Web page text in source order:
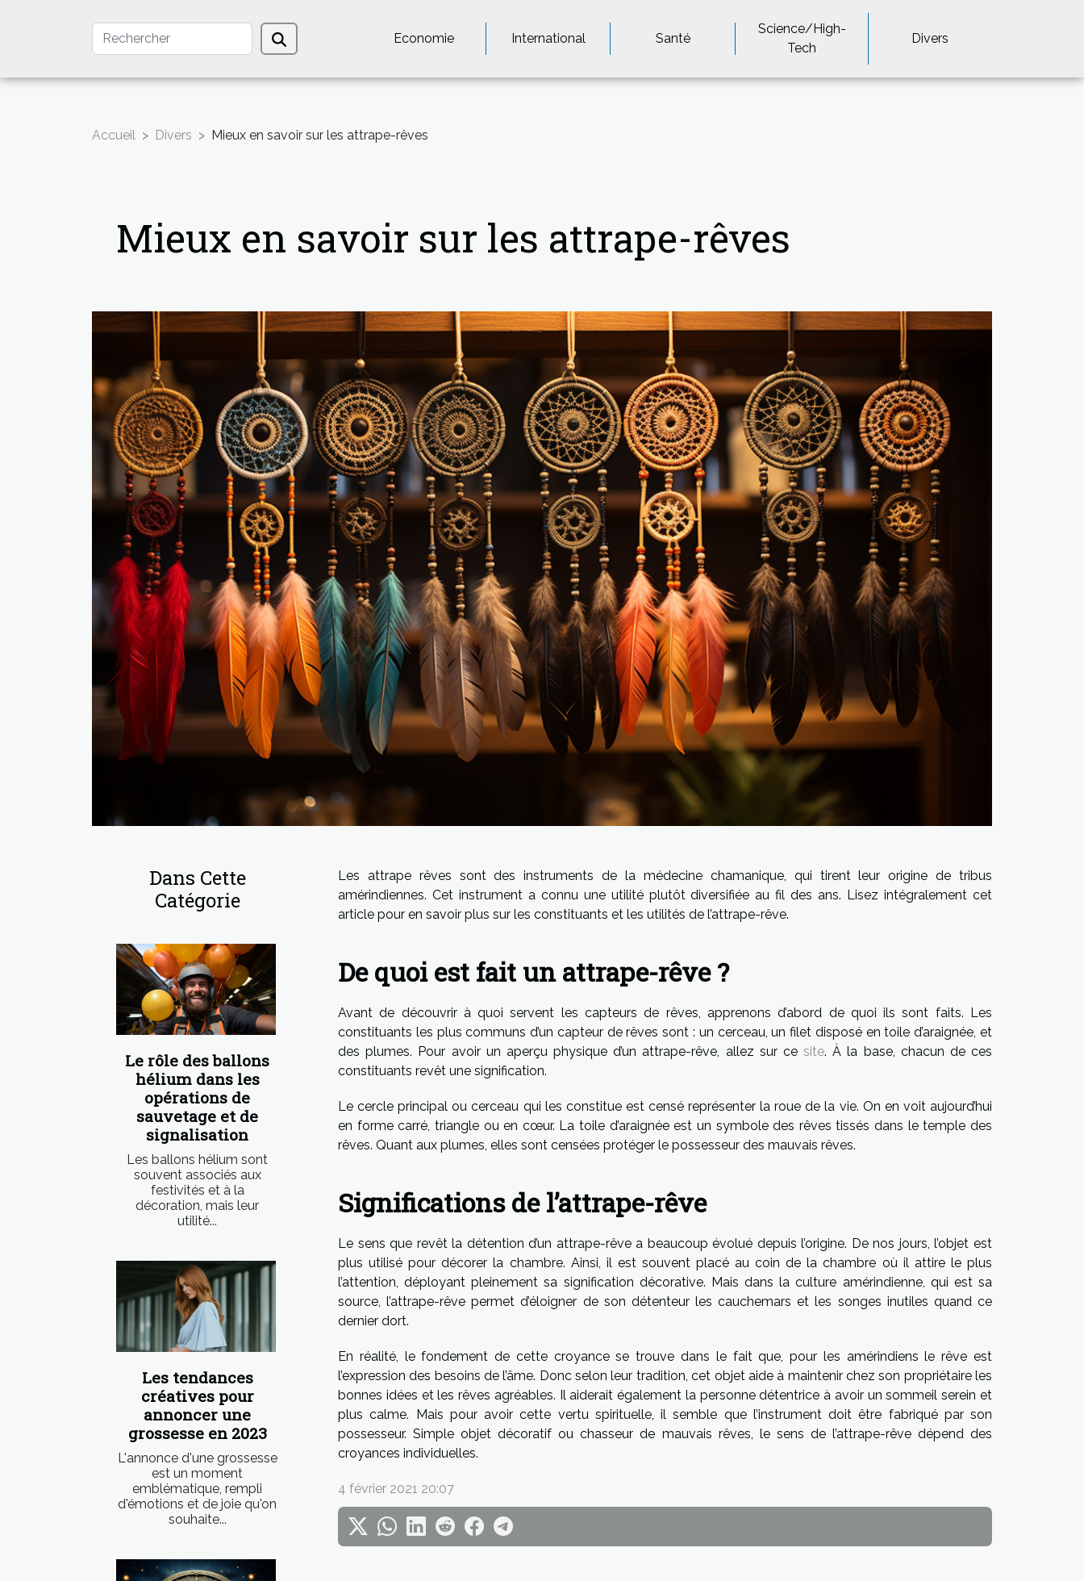
Economie International Santé
Science/High-
Tech
Divers
Accueil Divers Mieux en savoir sur les attrape-rêves
Mieux en savoir sur les attrape-rêves
Dans Cette
Catégorie
Le rôle des ballons
hélium dans les
opérations de
sauvetage et de
signalisation
Les ballons hélium sont
souvent associés aux
festivités et à la
décoration, mais leur
utilité...
Les tendances
créatives pour
annoncer une
grossesse en 2023
L'annonce d'une grossesse
est un moment
emblématique, rempli
d'émotions et de joie qu'on
souhaite...
Les attrape rêves sont des instruments de la médecine chamanique, qui tirent leur origine de tribus
amérindiennes. Cet instrument a connu une utilité plutôt diversifiée au fil des ans. Lisez intégralement cet
article pour en savoir plus sur les constituants et les utilités de l’attrape-rêve.
De quoi est fait un attrape-rêve ?
Avant de découvrir à quoi servent les capteurs de rêves, apprenons d’abord de quoi ils sont faits. Les
constituants les plus communs d’un capteur de rêves sont : un cerceau, un filet disposé en toile d’araignée, et
des plumes. Pour avoir un aperçu physique d’un attrape-rêve, allez sur ce site. À la base, chacun de ces
constituants revêt une signification.
Le cercle principal ou cerceau qui les constitue est censé représenter la roue de la vie. On en voit aujourd’hui
en forme carré, triangle ou en cœur. La toile d’araignée est un symbole des rêves tissés dans le temple des
rêves. Quant aux plumes, elles sont censées protéger le possesseur des mauvais rêves.
Significations de l’attrape-rêve
Le sens que revêt la détention d’un attrape-rêve a beaucoup évolué depuis l’origine. De nos jours, l’objet est
plus utilisé pour décorer la chambre. Ainsi, il est souvent placé au coin de la chambre où il attire le plus
l’attention, déployant pleinement sa signification décorative. Mais dans la culture amérindienne, qui est sa
source, l’attrape-rêve permet d’éloigner de son détenteur les cauchemars et les songes inutiles quand ce
dernier dort.
En réalité, le fondement de cette croyance se trouve dans le fait que, pour les amérindiens le rêve est
l’expression des besoins de l’âme. Donc selon leur tradition, cet objet aide à maintenir chez son propriétaire les
bonnes idées et les rêves agréables. Il aiderait également la personne détentrice à avoir un sommeil serein et
plus calme. Mais pour avoir cette vertu spirituelle, il semble que l’instrument doit être fabriqué par son
possesseur. Simple objet décoratif ou chasseur de mauvais rêves, le sens de l’attrape-rêve dépend des
croyances individuelles.
4 février 2021 20:07